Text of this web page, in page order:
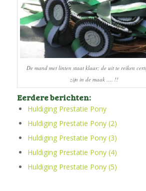
De mand met linten staat klaar; de uit te reiken
zijn in de maak …. !!
Eerdere berichten:
Huldiging Prestatie Pony
Huldiging Prestatie Pony (2)
Huldiging Prestatie Pony (3)
Huldiging Prestatie Pony (4)
Huldiging Prestatie Pony (5)